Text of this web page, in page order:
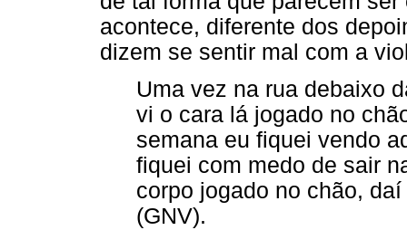
acontece, diferente dos
dizem se sentir mal com a
Uma vez na rua debaixo
vi o cara lá jogado no
semana eu fiquei vendo
fiquei com medo de sair
corpo jogado no chão,
(GNV).